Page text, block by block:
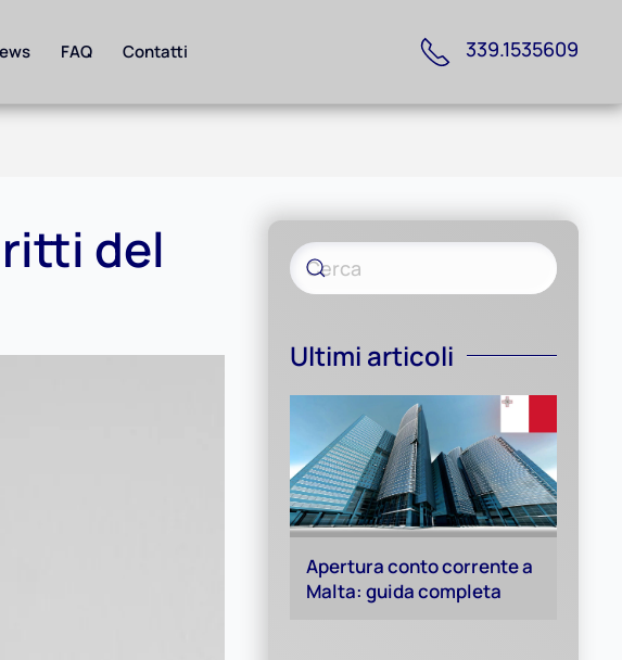
FAQ Contatti 339.1535609
del
Ultimi articoli
Apertura conto corrente a
Malta: guida completa